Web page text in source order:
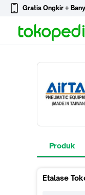
Gratis Ongkir +
Produk
Etalase